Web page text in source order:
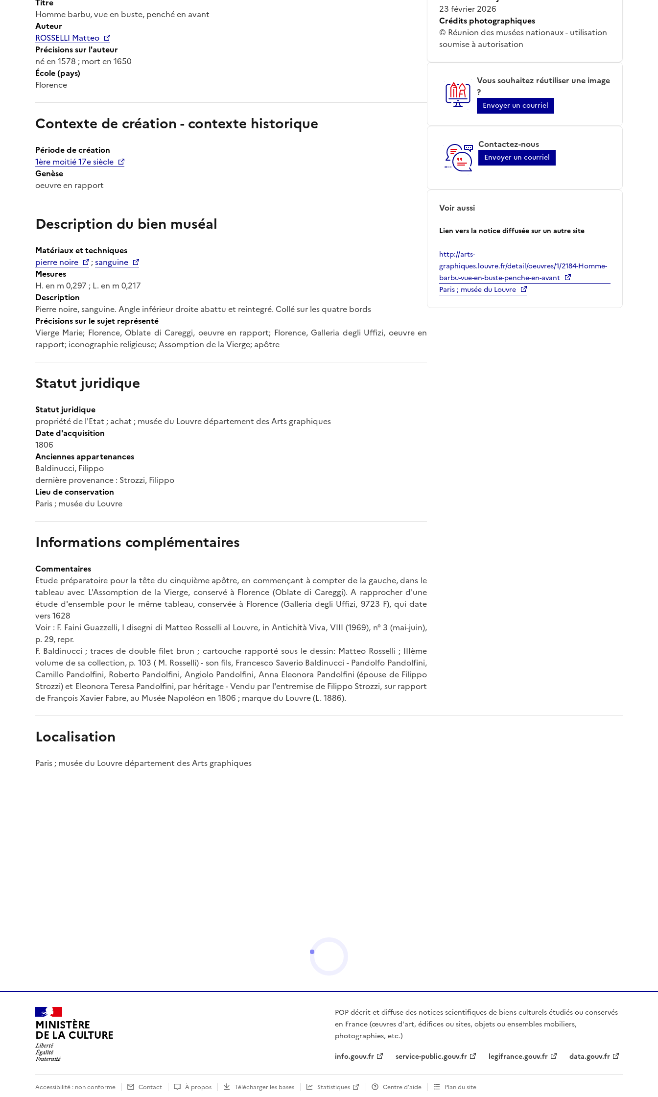
Homme barbu, vue en buste, penché en avant
Auteur
ROSSELLI Matteo
Précisions sur l'auteur
né en 1578 ; mort en 1650
École (pays)
Florence
Contexte de création - contexte historique
Période de création
1ère moitié 17e siècle
Genèse
oeuvre en rapport
Description du bien muséal
Matériaux et techniques
pierre noire
;sanguine
Mesures
H. en m 0,297 ; L. en m 0,217
Description
Pierre noire, sanguine. Angle inférieur droite abattu et reintegré. Collé sur les quatre bords
Précisions sur le sujet représenté
Vierge Marie; Florence, Oblate di Careggi, oeuvre en rapport; Florence, Galleria degli Uffizi, oeuvre en
rapport; iconographie religieuse; Assomption de la Vierge; apôtre
Statut juridique
Statut juridique
propriété de l'Etat ; achat ; musée du Louvre département des Arts graphiques
Date d'acquisition
1806
Anciennes appartenances
Baldinucci, Filippo
dernière provenance : Strozzi, Filippo
Lieu de conservation
Paris ; musée du Louvre
Informations complémentaires
Commentaires
Etude préparatoire pour la tête du cinquième apôtre, en commençant à compter de la gauche, dans le
tableau avec L'Assomption de la Vierge, conservé à Florence (Oblate di Careggi). A rapprocher d'une
étude d'ensemble pour le même tableau, conservée à Florence (Galleria degli Uffizi, 9723 F), qui date
vers 1628
Voir : F. Faini Guazzelli, I disegni di Matteo Rosselli al Louvre, in Antichità Viva, VIII (1969), n° 3 (mai-juin),
p. 29, repr.
F. Baldinucci ; traces de double filet brun ; cartouche rapporté sous le dessin: Matteo Rosselli ; IIIème
volume de sa collection, p. 103 ( M. Rosselli) - son fils, Francesco Saverio Baldinucci - Pandolfo Pandolfini,
Camillo Pandolfini, Roberto Pandolfini, Angiolo Pandolfini, Anna Eleonora Pandolfini (épouse de Filippo
Strozzi) et Eleonora Teresa Pandolfini, par héritage - Vendu par l'entremise de Filippo Strozzi, sur rapport
de François Xavier Fabre, au Musée Napoléon en 1806 ; marque du Louvre (L. 1886).
23 février 2026
Crédits photographiques
© Réunion des musées nationaux - utilisation
soumise à autorisation
Vous souhaitez réutiliser une image
?
Envoyer un courriel
Contactez-nous
Envoyer un courriel
Voir aussi
Lien vers la notice diffusée sur un autre site
http://arts-
graphiques.louvre.fr/detail/oeuvres/1/2184-Homme-
barbu-vue-en-buste-penche-en-avant
Paris ; musée du Louvre
Localisation
Paris ; musée du Louvre département des Arts graphiques
MINISTÈRE
DE LA CULTURE
POP décrit et diffuse des notices scientifiques de biens culturels étudiés ou conservés
en France (œuvres d'art, édifices ou sites, objets ou ensembles mobiliers,
photographies, etc.)
info.gouv.fr
service-public.gouv.fr legifrance.gouv.fr data.gouv.fr
Accessibilité : non conforme Contact À propos Télécharger les bases Statistiques Centre d’aide Plan du site